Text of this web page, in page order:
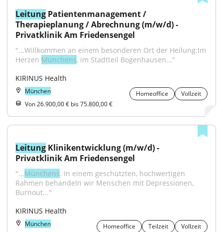
Leitung Patientenmanagement /
Therapieplanung / Abrechnung (m/w/d) -
Privatklinik Am Friedensengel
"...Willkommen an einem besonderen Ort der Heilung:Im
Herzen Münchens, im Stadtteil Bogenhausen..."
KIRINUS Health
München Homeoffice
Vollzeit
Von 26.900,00 € bis 75.800,00 €
Leitung Klinikentwicklung (m/w/d) -
Privatklinik Am Friedensengel
"...Münchens. In einem geschützten, hochwertigen
Rahmen behandeln wir Menschen mit Depressionen,
Burnout..."
KIRINUS Health
München Homeoffice Teilzeit
Vollzeit